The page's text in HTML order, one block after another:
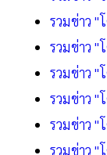
รวมข่าว "
รวมข่าว "
รวมข่าว "
รวมข่าว "
รวมข่าว "
รวมข่าว